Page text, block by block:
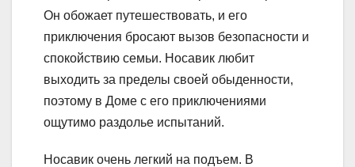
Он обожает путешествовать, и его
приключения бросают вызов безопасности и
спокойствию семьи. Носавик любит
выходить за пределы своей обыденности,
поэтому в Доме с его приключениями
ощутимо раздолье испытаний.
Носавик очень легкий на подъем. В